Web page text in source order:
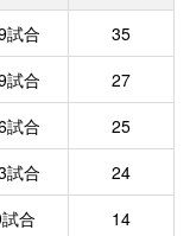
試合
35
試合
27
試合
25
試合
24
合
14